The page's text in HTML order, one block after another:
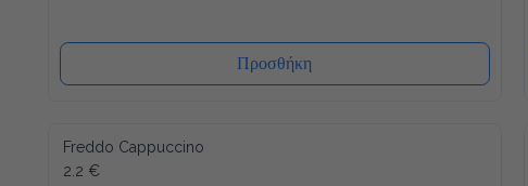
Προσθήκη
Freddo Cappuccino
2.2 €